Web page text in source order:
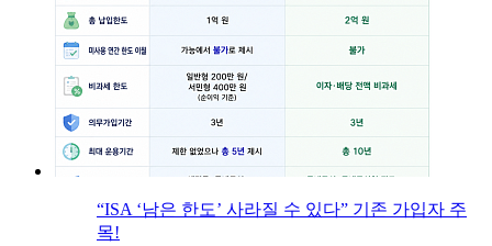
“ISA ‘남은 한도’ 사라질 수 있다” 기존 가입자 주
목!